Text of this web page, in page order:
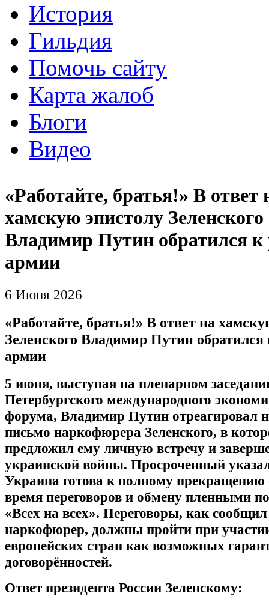
История
Гильдия
Помочь сайту
Карта жалоб
Блоги
Видео
«Работайте, братья!» В ответ
хамскую эпистолу Зеленского
Владимир Путин обратился к
армии
6 Июня 2026
«Работайте, братья!» В ответ на
Зеленского Владимир Путин обратился
армии
5 июня, выступая на пленарном
Петербургского международного
форума, Владимир Путин отреагировал
письмо наркофюрера Зеленского, в
предложил ему личную встречу и
украинской войны. Просроченный
Украина готова к полному прекращению
время переговоров и обмену пленными
«Всех на всех». Переговоры, как сообщил
наркофюрер, должны пройти при
европейских стран как возможных
договорённостей.
Ответ президента России Зеленскому: